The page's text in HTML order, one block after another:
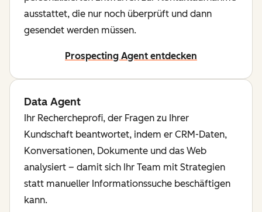
ausstattet, die nur noch überprüft und dann
gesendet werden müssen.
Prospecting Agent entdecken
Data Agent
Ihr Rechercheprofi, der Fragen zu Ihrer
Kundschaft beantwortet, indem er CRM-Daten,
Konversationen, Dokumente und das Web
analysiert – damit sich Ihr Team mit Strategien
statt manueller Informationssuche beschäftigen
kann.